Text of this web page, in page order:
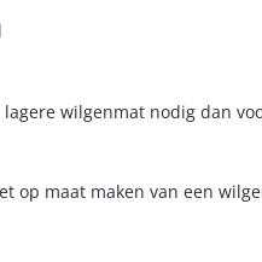
wilgenmat nodig dan
op maat maken van een